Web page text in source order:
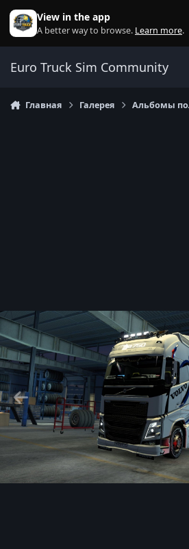
Перейти к содержанию
View in the app
A better way to browse. Learn more.
Euro Truck Sim Community
Главная Галерея Альбомы